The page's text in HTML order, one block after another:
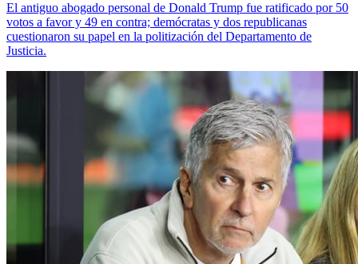
El antiguo abogado personal de Donald Trump fue ratificado por 50
votos a favor y 49 en contra; demócratas y dos republicanas
cuestionaron su papel en la politización del Departamento de
Justicia.